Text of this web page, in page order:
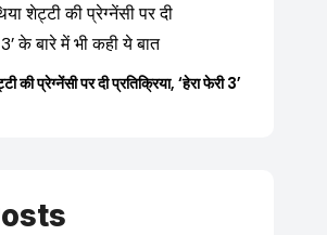
की प्रेग्नेंसी पर दी प्रतिक्रिया, ‘हेरा फेरी 3’